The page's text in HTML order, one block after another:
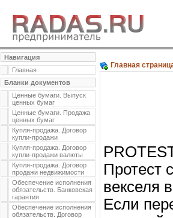
Навигация
Главная
Бланки документов
Ценные бумаги. Выпуск
ценных бумаг
Ценные бумаги. Продажа
ценных бумаг
Купля-продажа. Договор
купли-продажи
Купля-продажа. Договор
купли-продажи валюты
Купля-продажа. Договор
продажи недвижимости
Обеспечение исполнения
обязательств. Банковская
гарантия
Обеспечение исполнения
обязательств. Договор
Главная
Протест
векселя
Если